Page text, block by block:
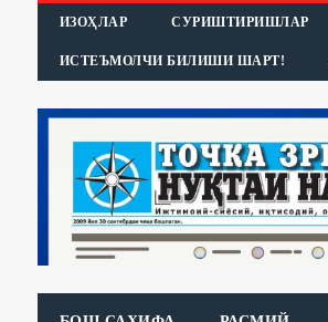
ИЗОҲЛАР СУРИШТИРИШЛАР
ИСТЕЪМОЛЧИ БИЛИШИ ШАРТ!